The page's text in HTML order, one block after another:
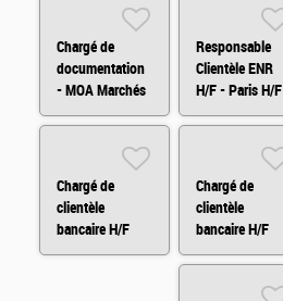
Chargé de
documentation
- MOA Marchés
Financiers H/F
Responsable
Clientèle ENR
H/F - Paris H/F
Chargé de
clientèle
bancaire H/F
Chargé de
clientèle
bancaire H/F